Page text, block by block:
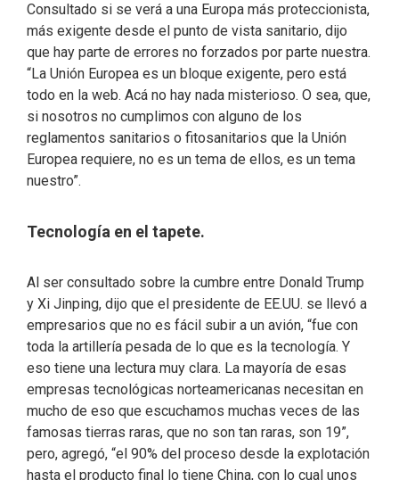
Consultado si se verá a una Europa más proteccionista,
más exigente desde el punto de vista sanitario, dijo
que hay parte de errores no forzados por parte nuestra.
“La Unión Europea es un bloque exigente, pero está
todo en la web. Acá no hay nada misterioso. O sea, que,
si nosotros no cumplimos con alguno de los
reglamentos sanitarios o fitosanitarios que la Unión
Europea requiere, no es un tema de ellos, es un tema
nuestro”.
Tecnología en el tapete.
Al ser consultado sobre la cumbre entre Donald Trump
y Xi Jinping, dijo que el presidente de EE.UU. se llevó a
empresarios que no es fácil subir a un avión, “fue con
toda la artillería pesada de lo que es la tecnología. Y
eso tiene una lectura muy clara. La mayoría de esas
empresas tecnológicas norteamericanas necesitan en
mucho de eso que escuchamos muchas veces de las
famosas tierras raras, que no son tan raras, son 19”,
pero, agregó, “el 90% del proceso desde la explotación
hasta el producto final lo tiene China, con lo cual unos